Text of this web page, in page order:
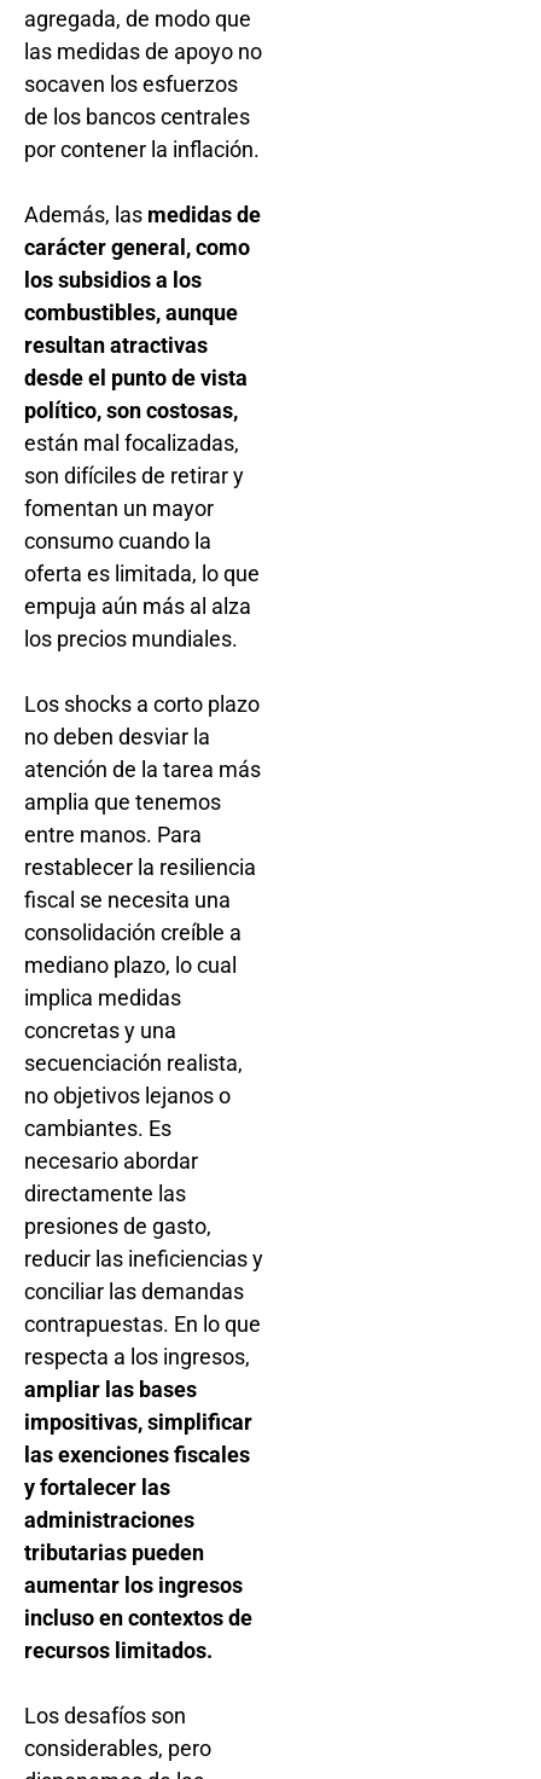
agregada, de modo que
las medidas de apoyo no
socaven los esfuerzos
de los bancos centrales
por contener la inflación.
Además, las medidas de
carácter general, como
los subsidios a los
combustibles, aunque
resultan atractivas
desde el punto de vista
político, son costosas,
están mal focalizadas,
son difíciles de retirar y
fomentan un mayor
consumo cuando la
oferta es limitada, lo que
empuja aún más al alza
los precios mundiales.
Los shocks a corto plazo
no deben desviar la
atención de la tarea más
amplia que tenemos
entre manos. Para
restablecer la resiliencia
fiscal se necesita una
consolidación creíble a
mediano plazo, lo cual
implica medidas
concretas y una
secuenciación realista,
no objetivos lejanos o
cambiantes. Es
necesario abordar
directamente las
presiones de gasto,
reducir las ineficiencias y
conciliar las demandas
contrapuestas. En lo que
respecta a los ingresos,
ampliar las bases
impositivas, simplificar
las exenciones fiscales
y fortalecer las
administraciones
tributarias pueden
aumentar los ingresos
incluso en contextos de
recursos limitados.
Los desafíos son
considerables, pero